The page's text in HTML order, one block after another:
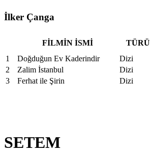
İlker Çanga
FİLMİN İSMİ TÜRÜ
1
Doğduğun Ev Kaderindir Dizi
2
Zalim İstanbul Dizi
3
Ferhat ile Şirin Dizi
SETEM